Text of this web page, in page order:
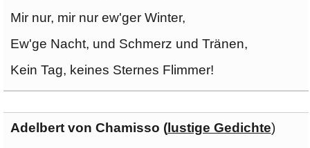
Mir nur, mir nur ew'ger Winter,
Ew'ge Nacht, und Schmerz und Tränen,
Kein Tag, keines Sternes Flimmer!
Adelbert von Chamisso (lustige Gedichte)